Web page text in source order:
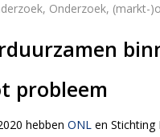
, Onderzoek, (markt-
probleem
hebben ONL en Stichting